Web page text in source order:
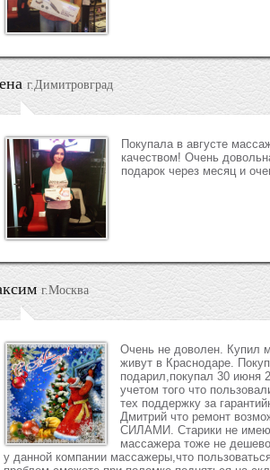
г.Димитровград
Покупала в августе
качеством! Очень
подарок через месяц и
г.Москва
Очень не доволен. Купил
живут в Краснодаре.
подарил,покупал 30 июня
учетом того что
тех поддержку за
Дмитрий что ремонт
СИЛАМИ. Старики не
массажера тоже не
у данной компании массажеры,что